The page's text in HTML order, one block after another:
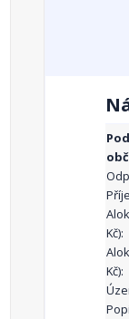
Kč):
Kč):